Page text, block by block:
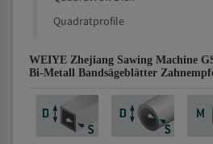
Quadratprofile
WEIYE Zhejiang Sawing Machine
Bi-Metall Bandsägeblätter